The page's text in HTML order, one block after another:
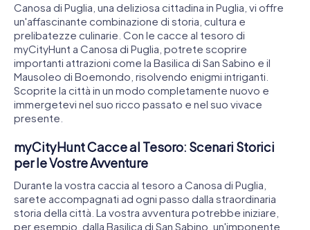
Canosa di Puglia, una deliziosa cittadina in Puglia, vi offre
un'affascinante combinazione di storia, cultura e
prelibatezze culinarie. Con le cacce al tesoro di
myCityHunt a Canosa di Puglia, potrete scoprire
importanti attrazioni come la Basilica di San Sabino e il
Mausoleo di Boemondo, risolvendo enigmi intriganti.
Scoprite la città in un modo completamente nuovo e
immergetevi nel suo ricco passato e nel suo vivace
presente.
myCityHunt Cacce al Tesoro: Scenari Storici
per le Vostre Avventure
Durante la vostra caccia al tesoro a Canosa di Puglia,
sarete accompagnati ad ogni passo dalla straordinaria
storia della città. La vostra avventura potrebbe iniziare,
per esempio, dalla Basilica di San Sabino, un'imponente